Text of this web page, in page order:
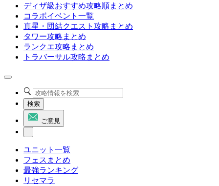
ディザ級おすすめ攻略順まとめ
コラボイベント一覧
真星・団結クエスト攻略まとめ
タワー攻略まとめ
ランクエ攻略まとめ
トラバーサル攻略まとめ
検索
ご意見
ユニット一覧
フェスまとめ
最強ランキング
リセマラ